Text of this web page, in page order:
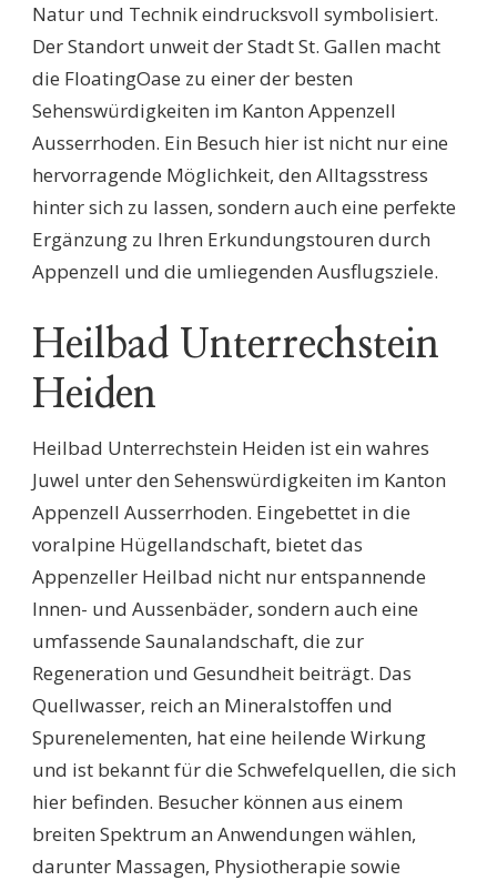
Natur und Technik eindrucksvoll symbolisiert.
Der Standort unweit der Stadt St. Gallen macht
die FloatingOase zu einer der besten
Sehenswürdigkeiten im Kanton Appenzell
Ausserrhoden. Ein Besuch hier ist nicht nur eine
hervorragende Möglichkeit, den Alltagsstress
hinter sich zu lassen, sondern auch eine perfekte
Ergänzung zu Ihren Erkundungstouren durch
Appenzell und die umliegenden Ausflugsziele.
Heilbad Unterrechstein
Heiden
Heilbad Unterrechstein Heiden ist ein wahres
Juwel unter den Sehenswürdigkeiten im Kanton
Appenzell Ausserrhoden. Eingebettet in die
voralpine Hügellandschaft, bietet das
Appenzeller Heilbad nicht nur entspannende
Innen- und Aussenbäder, sondern auch eine
umfassende Saunalandschaft, die zur
Regeneration und Gesundheit beiträgt. Das
Quellwasser, reich an Mineralstoffen und
Spurenelementen, hat eine heilende Wirkung
und ist bekannt für die Schwefelquellen, die sich
hier befinden. Besucher können aus einem
breiten Spektrum an Anwendungen wählen,
darunter Massagen, Physiotherapie sowie